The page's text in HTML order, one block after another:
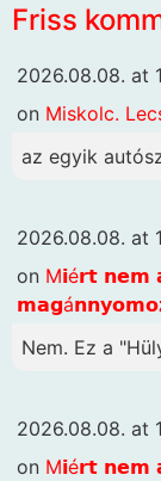
Friss
2026.08.08. at
on Miskolc.
az egyik
2026.08.08. at
on M𝗶é𝗿𝘁 𝗻𝗲𝗺
Nem. Ez a
2026.08.08. at
on M𝗶é𝗿𝘁 𝗻𝗲𝗺